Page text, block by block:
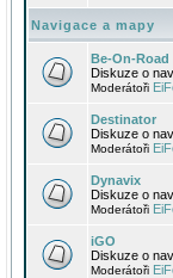
Navigace a mapy
Be-On-Road
Diskuze o
Moderátoři
Destinator
Diskuze o
Moderátoři
Dynavix
Diskuze o
Moderátoři
iGO
Diskuze o
Moderátoři